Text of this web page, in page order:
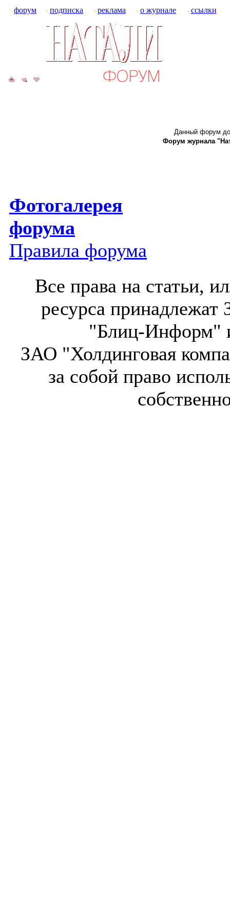
форум подписка реклама о журнале ссылки
Данный форум
Форум журнала
Фотогалерея
форума
Правила форума
Все права на статьи,
ресурса
"Блиц-Информ"
ЗАО "Холдинговая
за собой право